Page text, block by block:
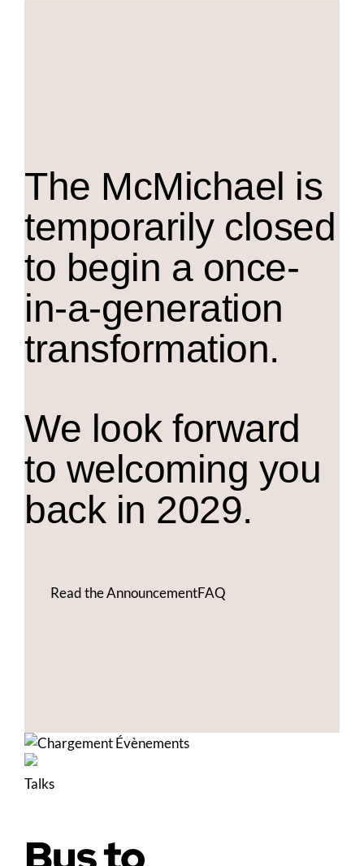
The McMichael is
temporarily closed
to begin a once-
in-a-generation
transformation.
We look forward
to welcoming you
back in 2029.
Read the AnnouncementFAQ
Talks